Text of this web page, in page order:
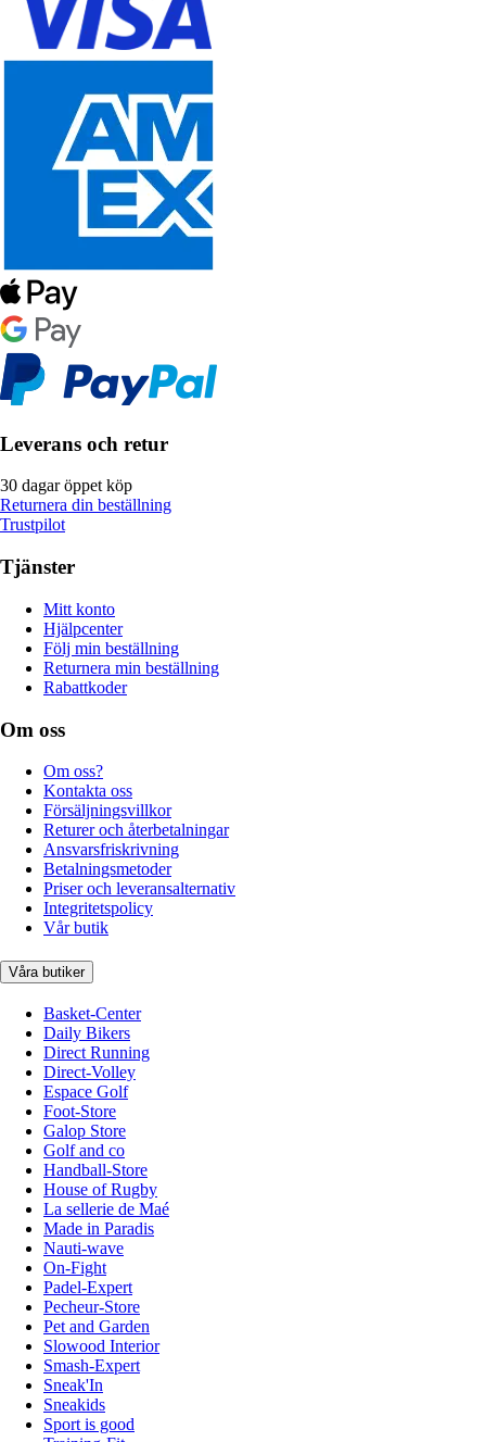
Leverans och retur
30 dagar öppet köp
Returnera din beställning
Trustpilot
Tjänster
Mitt konto
Hjälpcenter
Följ min beställning
Returnera min beställning
Rabattkoder
Om oss
Om oss?
Kontakta oss
Försäljningsvillkor
Returer och återbetalningar
Ansvarsfriskrivning
Betalningsmetoder
Priser och leveransalternativ
Integritetspolicy
Vår butik
Våra butiker
Basket-Center
Daily Bikers
Direct Running
Direct-Volley
Espace Golf
Foot-Store
Galop Store
Golf and co
Handball-Store
House of Rugby
La sellerie de Maé
Made in Paradis
Nauti-wave
On-Fight
Padel-Expert
Pecheur-Store
Pet and Garden
Slowood Interior
Smash-Expert
Sneak'In
Sneakids
Sport is good